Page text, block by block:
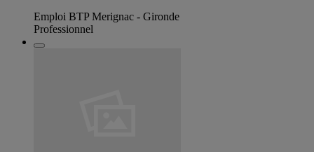
Emploi BTP Merignac - Gironde
Professionnel